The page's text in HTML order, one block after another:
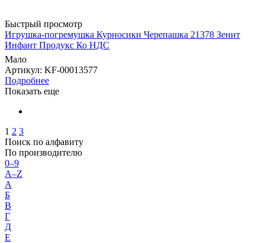
Быстрый просмотр
Игрушка-погремушка Курносики Черепашка 21378 Зенит
Инфант Продукс Ко НДС
Мало
Артикул: KF-00013577
Подробнее
Показать еще
1 2 3
Поиск по алфавиту
По производителю
0–9
A–Z
А
Б
В
Г
Д
Е